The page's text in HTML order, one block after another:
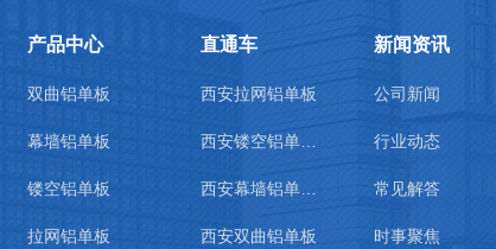
产品中心
双曲铝单板
幕墙铝单板
镂空铝单板
拉网铝单板
直通车
西安拉网铝单板
西安镂空铝单板价格
西安幕墙铝单板价格
西安双曲铝单板
新闻资讯
公司新闻
行业动态
常见解答
时事聚焦